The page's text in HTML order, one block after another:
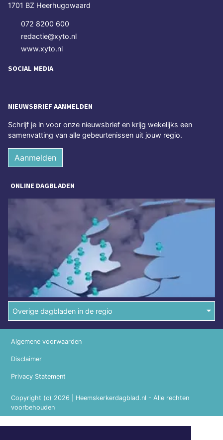
1701 BZ Heerhugowaard
072 8200 600
redactie@xyto.nl
www.xyto.nl
SOCIAL MEDIA
NIEUWSBRIEF AANMELDEN
Schrijf je in voor onze nieuwsbrief en krijg wekelijks een
samenvatting van alle gebeurtenissen uit jouw regio.
Aanmelden
ONLINE DAGBLADEN
Overige dagbladen in de regio
Copyright (c) 2026 | Heemskerkerdagblad.nl - Alle rechten
voorbehouden
Algemene voorwaarden
Disclaimer
Privacy Statement